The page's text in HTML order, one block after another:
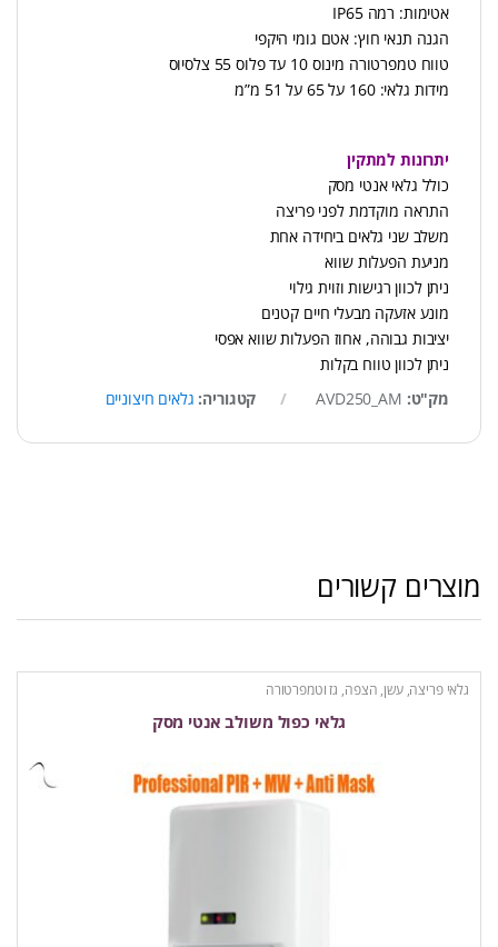
אטימות: רמה IP65
הגנה תנאי חוץ: אטם גומי היקפי
טווח טמפרטורה מינוס 10 עד פלוס 55 צלסיוס
מידות גלאי: 160 על 65 על 51 מ”מ
יתרונות למתקין
כולל גלאי אנטי מסק
התראה מוקדמת לפני פריצה
משלב שני גלאים ביחידה אחת
מניעת הפעלות שווא
ניתן לכוון רגישות וזוית גילוי
מונע אזעקה מבעלי חיים קטנים
יציבות גבוהה, אחוז הפעלות שווא אפסי
ניתן לכוון טווח בקלות
מק"ט: AVD250_AM קטגוריה: גלאים חיצוניים
מוצרים קשורים
גלאי פריצה, עשן, הצפה, גז וטמפרטורה
גלאי כפול משולב אנטי מסק